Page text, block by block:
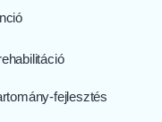
fejlesztés